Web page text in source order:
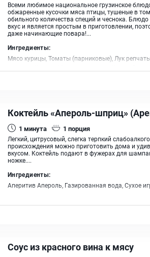
Всеми любимое национальное грузинское
обжаренные кусочки мяса птицы, тушеные в
обильного количества специй и чеснока.
вкус и является простым в приготовлении,
даже начинающие повара!...
Ингредиенты:
Мясо курицы, Томаты (парниковые), Лук
Коктейль «Апероль-шприц»
1 минута 1 порция
Легкий, цитрусовый, слегка терпкий
происхождения можно приготовить дома и
вкусом. Коктейль подают в фужерах для
ножке....
Ингредиенты:
Аперитив Апероль, Газированная вода, Сухое
Соус из красного вина к мясу